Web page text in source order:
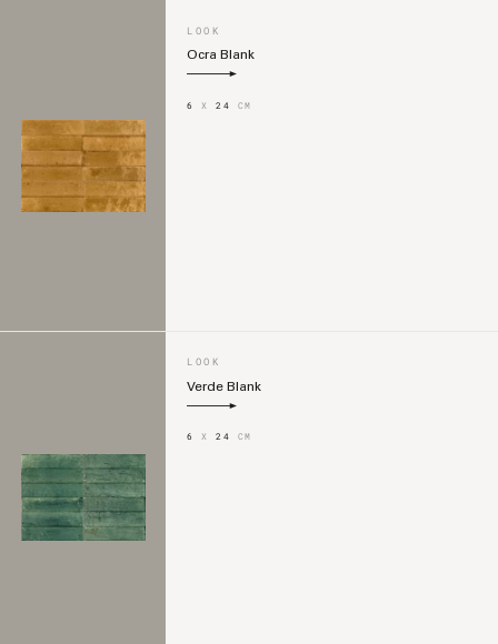
LOOK
Ocra Blank
6X 24 CM
LOOK
Verde Blank
6X 24 CM